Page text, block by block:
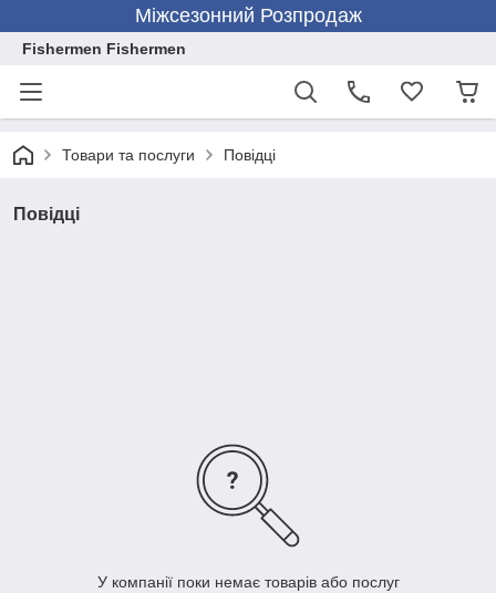
Міжсезонний Розпродаж
Fishermen Fishermen
Товари та послуги Повідці
Повідці
У компанії поки немає товарів або послуг